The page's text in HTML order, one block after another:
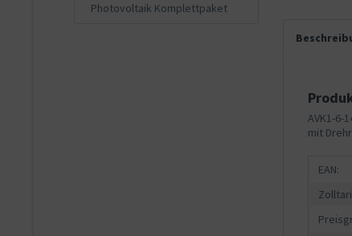
Photovoltaik Komplettpaket
AVK1-6-
mit
EAN: